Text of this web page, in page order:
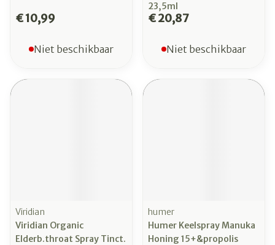
€ 10,99
Niet beschikbaar
23,5ml
€ 20,87
Niet beschikbaar
Viridian
Viridian Organic
Elderb.throat Spray Tinct.
humer
Humer Keelspray Manuka
Honing 15+&propolis